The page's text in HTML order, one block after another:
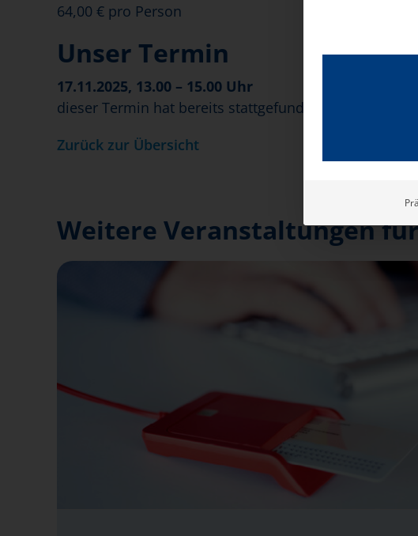
64,00 € pro Person
Unser Termin
17.11.2025, 13.00 – 15.00 Uhr
dieser Termin hat bereits stattgefunden
Zurück zur Übersicht
Weitere Veranstaltungen